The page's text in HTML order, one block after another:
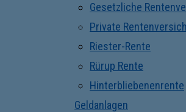
Gesetzliche
Private
Riester-Rente
Rürup Rente
Hinterbliebenenrente
Geldanlagen